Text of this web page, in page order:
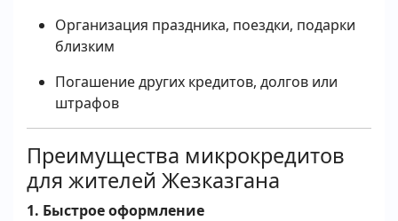
Организация праздника, поездки, подарки
близким
Погашение других кредитов, долгов или
штрафов
Преимущества микрокредитов
для жителей Жезказгана
1. Быстрое оформление